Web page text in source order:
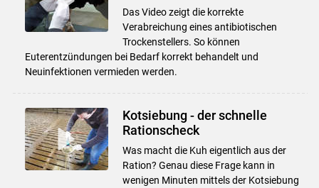
Das Video zeigt die korrekte
Verabreichung eines antibiotischen
Trockenstellers. So können
Euterentzündungen bei Bedarf korrekt behandelt und
Neuinfektionen vermieden werden.
Kotsiebung - der schnelle
Rationscheck
Was macht die Kuh eigentlich aus der
Ration? Genau diese Frage kann in
wenigen Minuten mittels der Kotsiebung